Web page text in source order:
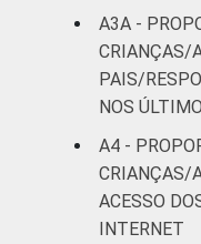
RENDA
FAMILIAR
A3A -
CRIANÇAS/
PAIS/
NOS
A4 -
CRIANÇAS/
ACESSO
INTERNET